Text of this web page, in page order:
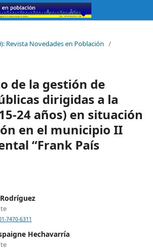
Revista Novedades en Población /
de la gestión de
dirigidas a la
24 años) en situación
en el municipio II
“Frank País
7470-6311
Hechavarría